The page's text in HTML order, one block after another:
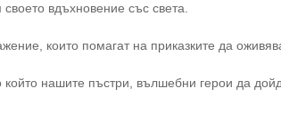
вдъхновение със света.
които помагат на приказките да
нашите пъстри, вълшебни герои да